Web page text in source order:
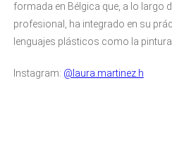
formada en Bélgica que, a lo largo
profesional, ha integrado en su
lenguajes plásticos como la
Instagram: @laura.martinez.h